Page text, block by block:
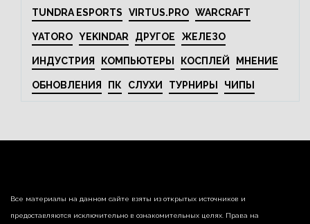
TUNDRA ESPORTS VIRTUS.PRO WARCRAFT
YATORO YEKINDAR ДРУГОЕ ЖЕЛЕЗО
ИНДУСТРИЯ КОМПЬЮТЕРЫ КОСПЛЕЙ МНЕНИЕ
ОБНОВЛЕНИЯ ПК СЛУХИ ТУРНИРЫ ЧИПЫ
Все материалы на данном сайте взяты из открытых источников и
предоставляются исключительно в ознакомительных целях. Права на